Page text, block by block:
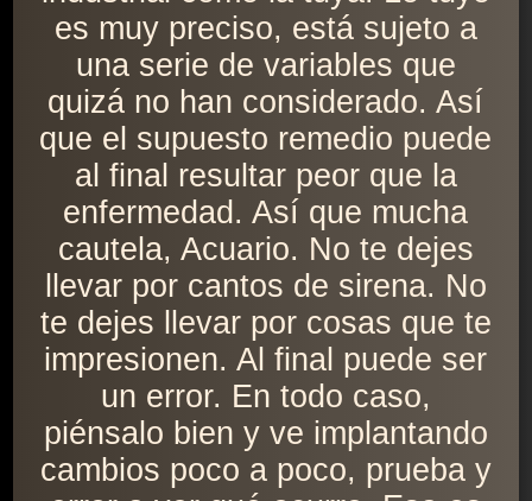
es muy preciso, está sujeto a
una serie de variables que
quizá no han considerado. Así
que el supuesto remedio puede
al final resultar peor que la
enfermedad. Así que mucha
cautela, Acuario. No te dejes
llevar por cantos de sirena. No
te dejes llevar por cosas que te
impresionen. Al final puede ser
un error. En todo caso,
piénsalo bien y ve implantando
cambios poco a poco, prueba y